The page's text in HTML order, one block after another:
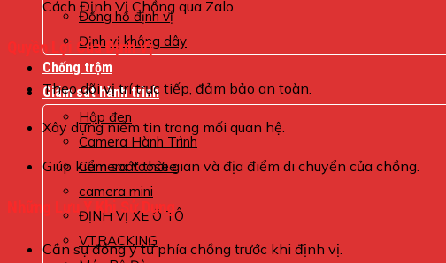
Đồng hồ định vị
Định vị không dây
Chống trộm
Giám sát hành trình
Hộp đen
Camera Hành Trình
Camera Yoosee
camera mini
ĐỊNH VỊ XE Ô TÔ
VTRACKING
Cách Định Vị Chồng qua Zalo
Quyền Lợi Của Định Vị
Theo dõi vị trí trực tiếp, đảm bảo an toàn.
Xây dựng niềm tin trong mối quan hệ.
Giúp kiểm soát thời gian và địa điểm di chuyển của chồng.
Những Lưu Ý Khi Sử Dụng
Cần sự đồng ý từ phía chồng trước khi định vị.